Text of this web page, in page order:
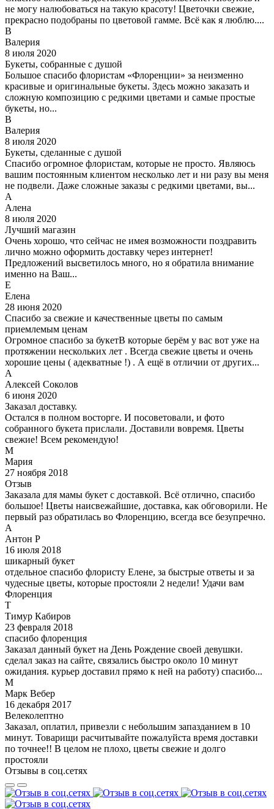
не могу налюбоваться на такую красоту! Цветочки свежие,
прекрасно подобраны по цветовой гамме. Всё как я люблю....
В
Валерия
8 июля 2020
Букеты, собранные с душой
Большое спасибо флористам «Флоренции» за неизменно
красивые и оригинальные букеты. Здесь можно заказать и
сложную композицию с редкими цветами и самые простые
букеты, но...
В
Валерия
8 июля 2020
Букеты, сделанные с душой
Спасибо огромное флористам, которые не просто. Являюсь
вашим постоянным клиентом несколько лет и ни разу вы меня
не подвели. Даже сложные заказы с редкими цветами, вы...
А
Алена
8 июля 2020
Лучший магазин
Очень хорошо, что сейчас не имея возможности поздравить
лично можно оформить доставку через интернет!
Предложений высветилось много, но я обратила внимание
именно на Ваш...
Е
Елена
28 июня 2020
Спасибо за свежие и качественные цветы по самым
приемлемым ценам
Огромное спасибо за букетВ которые берём у вас вот уже на
протяжении нескольких лет . Всегда свежие цветы и очень
хорошие цены ( адекватные !) . А ещё в отличии от других...
А
Алексей Соколов
6 июня 2020
Заказал доставку.
Остался в полном восторге. И посоветовали, и фото
собранного букета прислали. Доставили вовремя. Цветы
свежие! Всем рекомендую!
М
Мария
27 ноября 2018
Отзыв
Заказала для мамы букет с доставкой. Всё отлично, спасибо
большое! Цветы наисвежайшие, доставка, как обговорили. Не
первый раз обратилась во Флоренцию, всегда все безупречно.
А
Антон Р
16 июля 2018
шикарный букет
отдельное спасибо флористу Елене, за быстрые ответы и за
чудесные цветы, которые простояли 2 недели! Удачи вам
Флоренция
Т
Тимур Кабиров
23 февраля 2018
спасибо флоренция
Заказал данный букет на День Рождение своей девушки.
сделал заказ на сайте, связались быстро около 10 минут
ожидания. курьер доставил прямо к ней на работу) спасибо...
М
Марк Вебер
16 декабря 2017
Велеколептно
Заказал, оплатил, привезли с небольшим запазданием в 10
минут. Товарищи расчитывайте пожалуйста время доставки
по точнее!! В целом не плохо, цветы свежие и долго
простояли
Отзывы в соц.сетях